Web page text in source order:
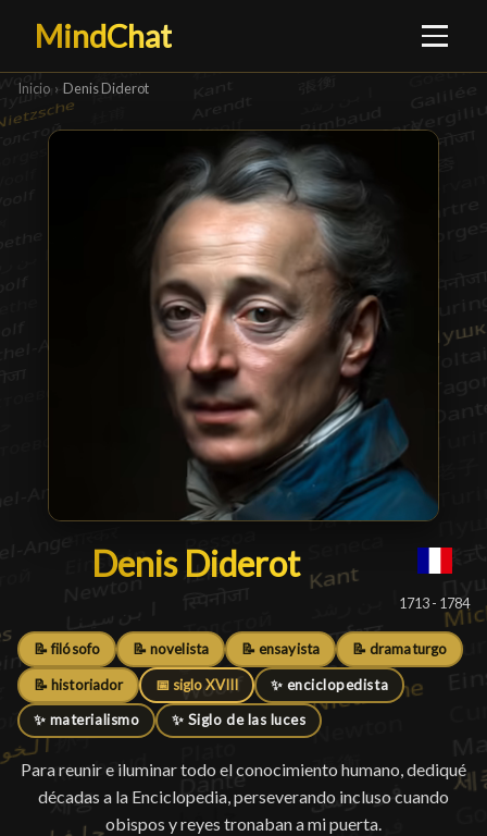
MindChat
Inicio › Denis Diderot
Denis Diderot
Denis Diderot█
1713 - 1784
📝 filósofo 📝 novelista 📝 ensayista 📝 dramaturgo
📝 historiador 📅 siglo XVIII ✨ enciclopedista
✨ materialismo ✨ Siglo de las luces
Para reunir e iluminar todo el conocimiento humano, dediqué
décadas a la Enciclopedia, perseverando incluso cuando
obispos y reyes tronaban a mi puerta.